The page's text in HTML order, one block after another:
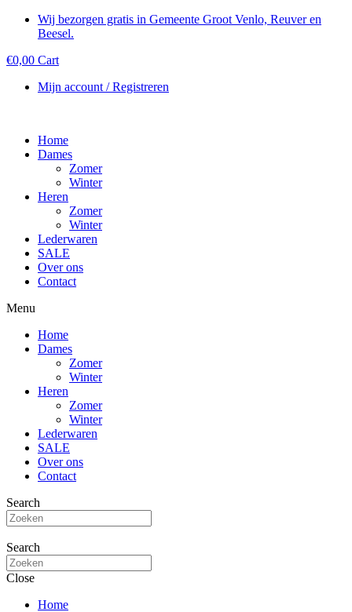
Wij bezorgen gratis in Gemeente Groot Venlo, Reuver en
Beesel.
€0,00 Cart
Mijn account / Registreren
Home
Dames
Zomer
Winter
Heren
Zomer
Winter
Lederwaren
SALE
Over ons
Contact
Menu
Home
Dames
Zomer
Winter
Heren
Zomer
Winter
Lederwaren
SALE
Over ons
Contact
Search
Search
Close
Home